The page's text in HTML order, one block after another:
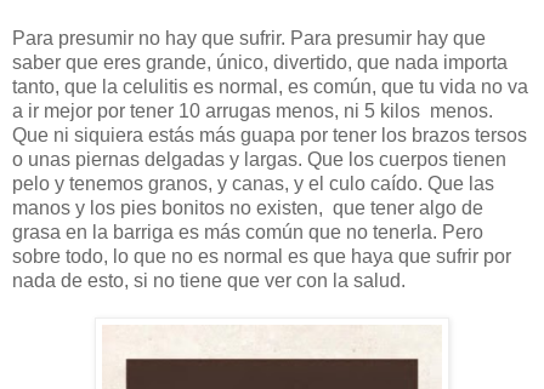
Para presumir no hay que sufrir. Para presumir hay que
saber que eres grande, único, divertido, que nada importa
tanto, que la celulitis es normal, es común, que tu vida no va
a ir mejor por tener 10 arrugas menos, ni 5 kilos menos.
Que ni siquiera estás más guapa por tener los brazos tersos
o unas piernas delgadas y largas. Que los cuerpos tienen
pelo y tenemos granos, y canas, y el culo caído. Que las
manos y los pies bonitos no existen, que tener algo de
grasa en la barriga es más común que no tenerla. Pero
sobre todo, lo que no es normal es que haya que sufrir por
nada de esto, si no tiene que ver con la salud.